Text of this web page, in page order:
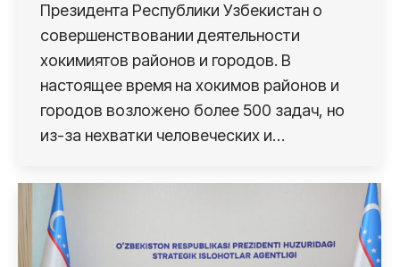
Президента Республики Узбекистан о
совершенствовании деятельности
хокимиятов районов и городов. В
настоящее время на хокимов районов и
городов возложено более 500 задач, но
из-за нехватки человеческих и…